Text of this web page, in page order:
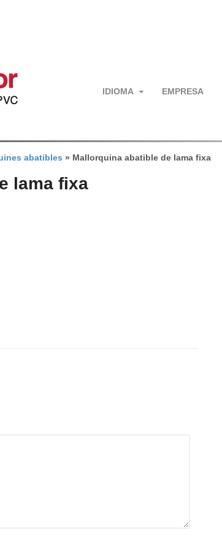
IDIOMA EMPRESA
abatibles » Mallorquina abatible de lama fixa
lama fixa